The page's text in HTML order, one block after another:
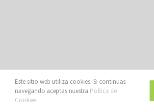
Este sitio web utiliza cookies. Si continuas
navegando aceptas nuestra Poítica de
Cookies.